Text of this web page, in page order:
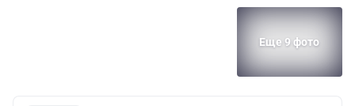
Еще 9 фото